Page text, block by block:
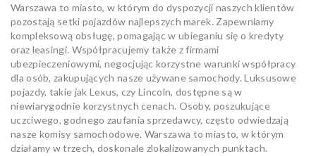
Warszawa to miasto, w którym do dyspozycji naszych klientów
pozostają setki pojazdów najlepszych marek. Zapewniamy
kompleksową obsługę, pomagając w ubieganiu się o kredyty
oraz leasingi. Współpracujemy także z firmami
ubezpieczeniowymi, negocjując korzystne warunki współpracy
dla osób, zakupujących nasze używane samochody. Luksusowe
pojazdy, takie jak Lexus, czy Lincoln, dostępne są w
niewiarygodnie korzystnych cenach. Osoby, poszukujące
uczciwego, godnego zaufania sprzedawcy, często odwiedzają
nasze komisy samochodowe. Warszawa to miasto, w którym
działamy w trzech, doskonale zlokalizowanych punktach.